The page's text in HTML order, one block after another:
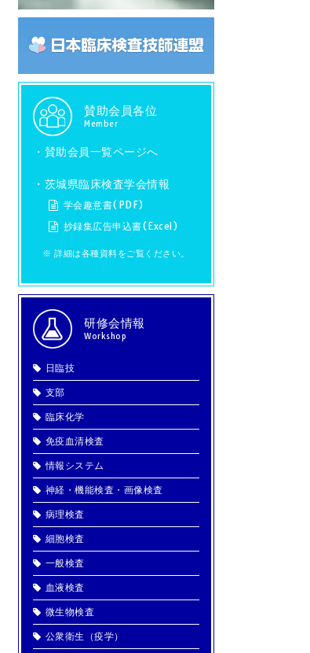
賛助会員各位
Member
・ 賛助会員一覧ページへ
・茨城県臨床検査学会情報
学会趣意書(PDF)
抄録集広告申込書(Excel)
※ 詳細は各種資料をご覧ください。
研修会情報
Workshop
日臨技
支部
臨床化学
免疫血清検査
情報システム
神経・機能検査・画像検査
病理検査
細胞検査
一般検査
血液検査
微生物検査
公衆衛生（疫学）